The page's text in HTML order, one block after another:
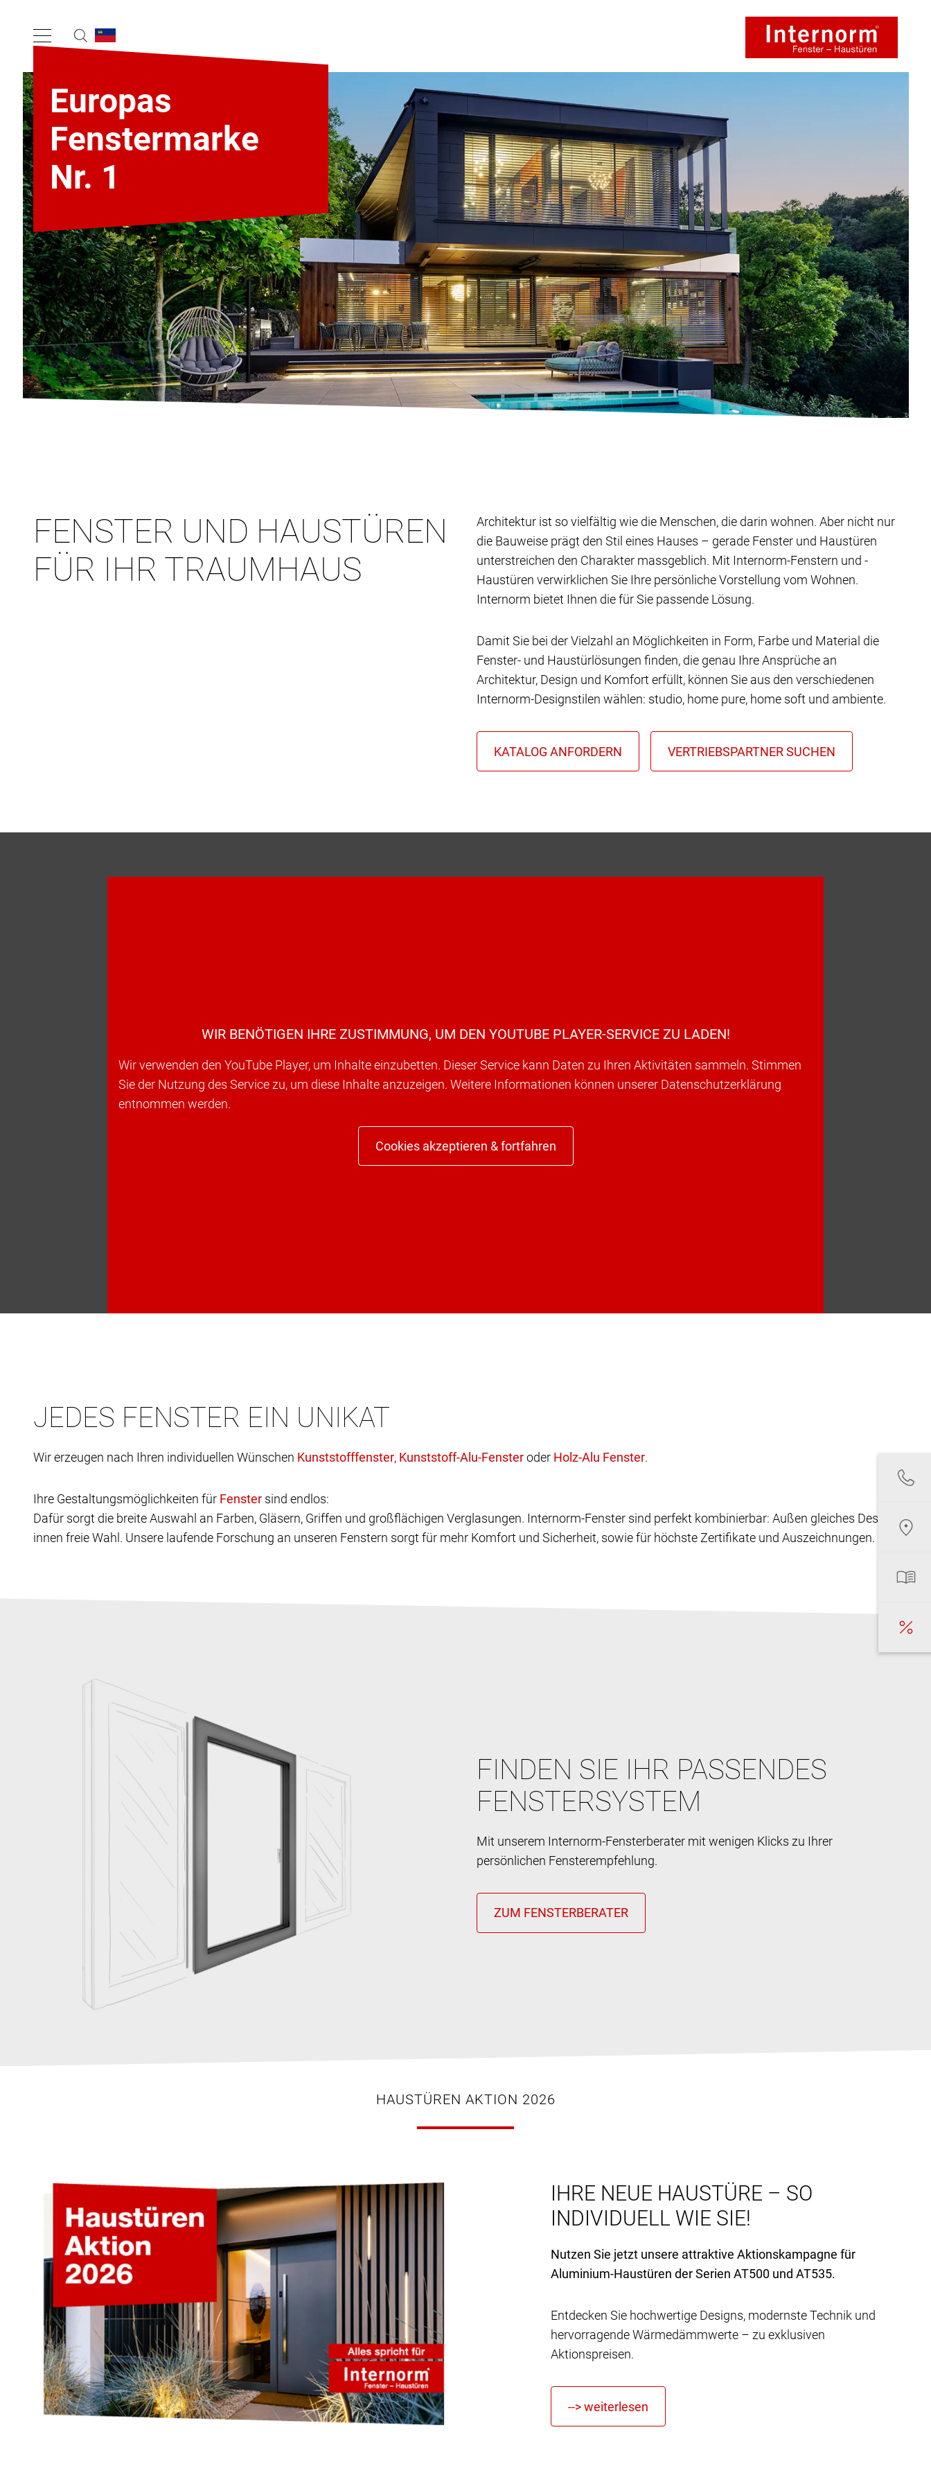
Europas
Fenstermarke
Nr. 1
FENSTER UND HAUSTÜREN
FÜR IHR TRAUMHAUS
Architektur ist so vielfältig wie die Menschen, die darin wohnen. Aber nicht nur
die Bauweise prägt den Stil eines Hauses – gerade Fenster und Haustüren
unterstreichen den Charakter massgeblich. Mit Internorm-Fenstern und -
Haustüren verwirklichen Sie Ihre persönliche Vorstellung vom Wohnen.
Internorm bietet Ihnen die für Sie passende Lösung.
Damit Sie bei der Vielzahl an Möglichkeiten in Form, Farbe und Material die
Fenster- und Haustürlösungen finden, die genau Ihre Ansprüche an
Architektur, Design und Komfort erfüllt, können Sie aus den verschiedenen
Internorm-Designstilen wählen: studio, home pure, home soft und ambiente.
WIR BENÖTIGEN IHRE ZUSTIMMUNG, UM DEN YOUTUBE PLAYER-SERVICE ZU LADEN!
Wir verwenden den YouTube Player, um Inhalte einzubetten. Dieser Service kann Daten zu Ihren Aktivitäten sammeln. Stimmen
Sie der Nutzung des Service zu, um diese Inhalte anzuzeigen. Weitere Informationen können unserer Datenschutzerklärung
entnommen werden.
Cookies akzeptieren & fortfahren
JEDES FENSTER EIN UNIKAT
Wir erzeugen nach Ihren individuellen Wünschen , oder .
Ihre Gestaltungsmöglichkeiten für
sind endlos:
Dafür sorgt die breite Auswahl an Farben, Gläsern, Griffen und großflächigen Verglasungen. Internorm-Fenster sind perfekt kombinierbar: Außen gleiches Design,
innen freie Wahl. Unsere laufende Forschung an unseren Fenstern sorgt für mehr Komfort und Sicherheit, sowie für höchste Zertifikate und Auszeichnungen.
FINDEN SIE IHR PASSENDES
FENSTERSYSTEM
Mit unserem Internorm-Fensterberater mit wenigen Klicks zu Ihrer
persönlichen Fensterempfehlung.
HAUSTÜREN AKTION 2026
IHRE NEUE HAUSTÜRE – SO
INDIVIDUELL WIE SIE!
Nutzen Sie jetzt unsere attraktive Aktionskampagne für
Aluminium-Haustüren der Serien AT500 und AT535.
Entdecken Sie hochwertige Designs, modernste Technik und
hervorragende Wärmedämmwerte – zu exklusiven
Aktionspreisen.